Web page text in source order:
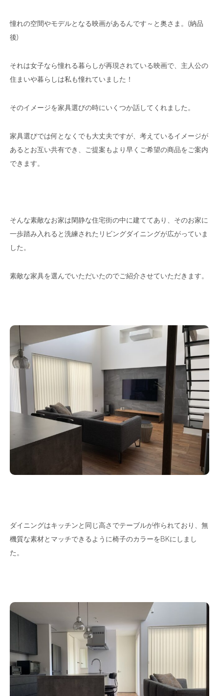
憧れの空間やモデルとなる映画があるんです～と奥さま。(納品
後)
それは女子なら憧れる暮らしが再現されている映画で、主人公の
住まいや暮らしは私も憧れていました！
そのイメージを家具選びの時にいくつか話してくれました。
家具選びでは何となくでも大丈夫ですが、考えているイメージが
あるとお互い共有でき、ご提案もより早くご希望の商品をご案内
できます。
そんな素敵なお家は閑静な住宅街の中に建ててあり、そのお家に
一歩踏み入れると洗練されたリビングダイニングが広がっていま
した。
素敵な家具を選んでいただいたのでご紹介させていただきます。
ダイニングはキッチンと同じ高さでテーブルが作られており、無
機質な素材とマッチできるように椅子のカラーをBKにしまし
た。